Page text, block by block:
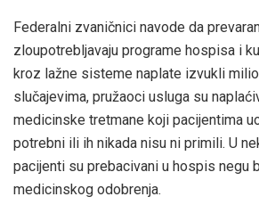
Federalni zvaničnici navode da
zloupotrebljavaju programe hospisa i
kroz lažne sisteme naplate izvukli
slučajevima, pružaoci usluga su
medicinske tretmane koji pacijentima
potrebni ili ih nikada nisu ni primili. U
pacijenti su prebacivani u hospis negu
medicinskog odobrenja.